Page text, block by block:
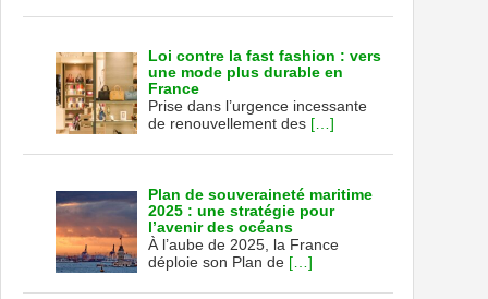
Loi contre la fast fashion : vers
une mode plus durable en
France
Prise dans l’urgence incessante
de renouvellement des […]
Plan de souveraineté maritime
2025 : une stratégie pour
l’avenir des océans
À l’aube de 2025, la France
déploie son Plan de […]